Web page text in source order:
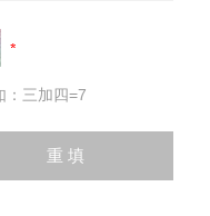
：三加四=7